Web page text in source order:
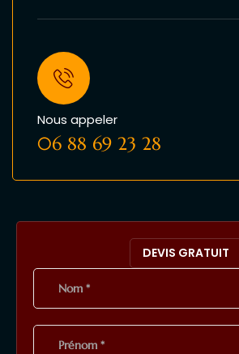
DEVIS GRATUIT
Nous appeler
06 88 69 23 28